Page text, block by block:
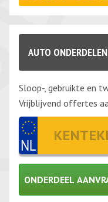
AUTO
Sloop-, gebruikte en
Vrijblijvend offertes
ONDERDEEL